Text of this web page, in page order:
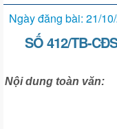
Ngày đăng bài: 21/
SỐ 412/TB-
Nội dung toàn văn: